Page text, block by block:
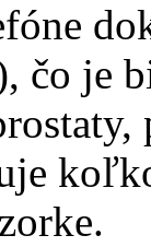
čo je